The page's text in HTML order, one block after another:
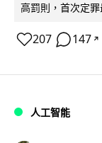
高罰則，首次定
207 147 ↗
人工智能